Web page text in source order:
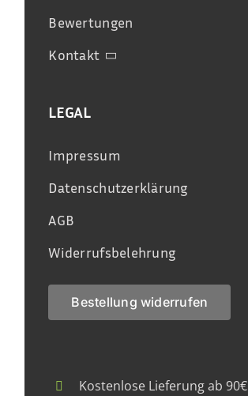
Bewertungen
Kontakt
LEGAL
Impressum
Datenschutzerklärung
AGB
Widerrufsbelehrung
Bestellung widerrufen
Kostenlose Lieferung ab 90€